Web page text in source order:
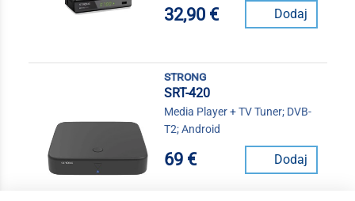
32,90 € Dodaj
strong
SRT-420
Media Player + TV Tuner; DVB-
T2; Android
69 € Dodaj